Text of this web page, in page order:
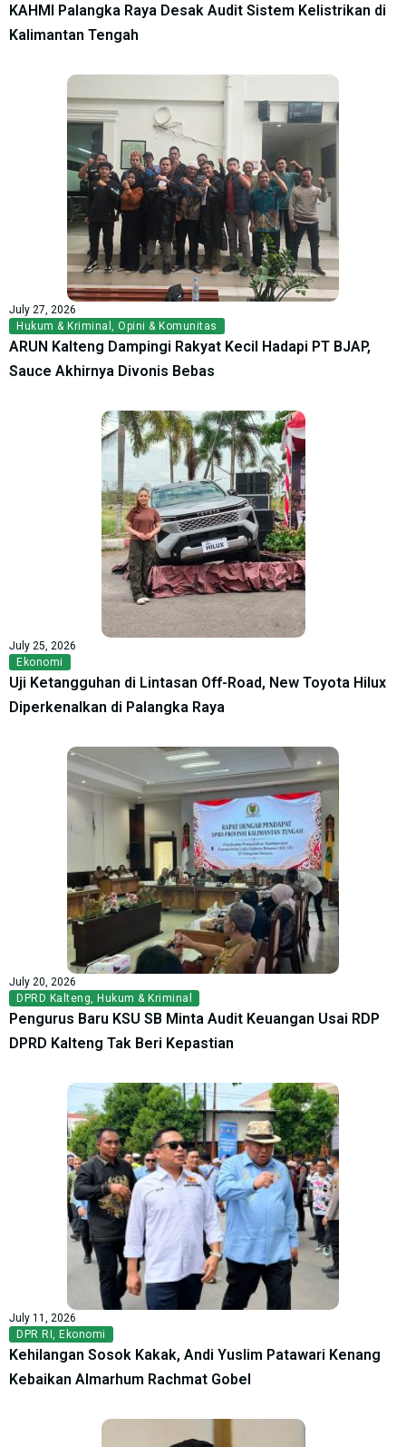
KAHMI Palangka Raya Desak Audit Sistem Kelistrikan di
Kalimantan Tengah
July 27, 2026
Hukum & Kriminal , Opini & Komunitas
ARUN Kalteng Dampingi Rakyat Kecil Hadapi PT BJAP,
Sauce Akhirnya Divonis Bebas
July 25, 2026
Ekonomi
Uji Ketangguhan di Lintasan Off-Road, New Toyota Hilux
Diperkenalkan di Palangka Raya
July 20, 2026
DPRD Kalteng, Hukum & Kriminal
Pengurus Baru KSU SB Minta Audit Keuangan Usai RDP
DPRD Kalteng Tak Beri Kepastian
July 11, 2026
DPR RI, Ekonomi
Kehilangan Sosok Kakak, Andi Yuslim Patawari Kenang
Kebaikan Almarhum Rachmat Gobel